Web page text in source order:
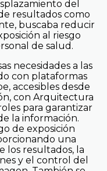
del
resultados como
buscaba reducir
al riesgo
de salud.
necesidades a las
con plataformas
accesibles desde
con Arquitectura
para garantizar
la información.
de exposición
una
los resultados, la
y el control del